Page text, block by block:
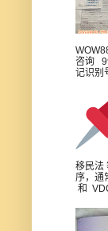
咨询
记识别
移民法
序，通
和